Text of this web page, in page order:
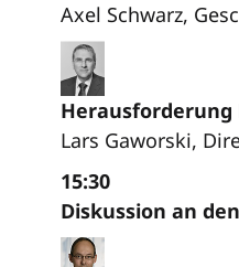
Axel Schwarz,
Herausforderung
Lars Gaworski,
15:30
Diskussion an